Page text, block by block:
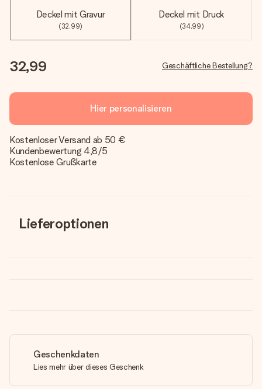
Deckel mit Gravur
(32,99)
Deckel mit Druck
(34,99)
32,99 Geschäftliche Bestellung?
Hier personalisieren
Kostenloser Versand ab 50 €
Kundenbewertung 4,8/5
Kostenlose Grußkarte
Lieferoptionen
Geschenkdaten
Lies mehr über dieses Geschenk